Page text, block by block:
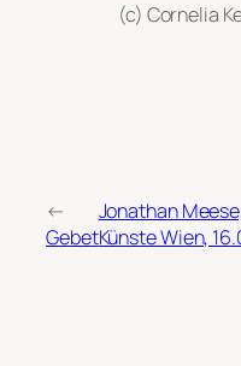
(c) Cornelia
←
Gebet
Jonathan
Künste Wien,